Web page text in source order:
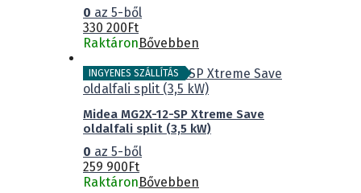
0 az 5-ből
330 200 Ft
Raktáron Bővebben
INGYENES SZÁLLÍTÁS
Midea MG2X-12-SP Xtreme Save
oldalfali split (3,5 kW)
0 az 5-ből
259 900Ft
RaktáronBővebben